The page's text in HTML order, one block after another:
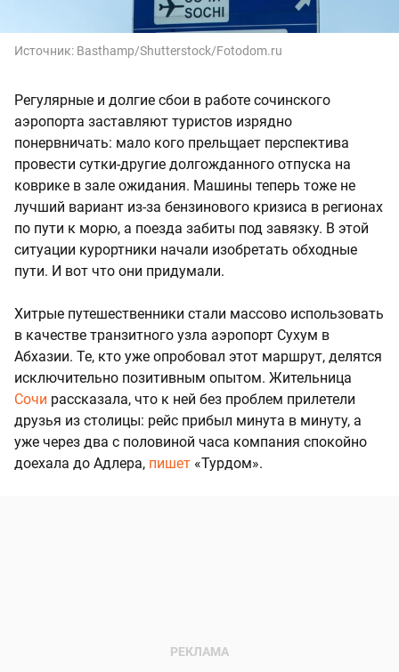
Источник: Basthamp/Shutterstock/Fotodom.ru
Регулярные и долгие сбои в работе сочинского
аэропорта заставляют туристов изрядно
понервничать: мало кого прельщает перспектива
провести сутки-другие долгожданного отпуска на
коврике в зале ожидания. Машины теперь тоже не
лучший вариант из-за бензинового кризиса в регионах
по пути к морю, а поезда забиты под завязку. В этой
ситуации курортники начали изобретать обходные
пути. И вот что они придумали.
Хитрые путешественники стали массово использовать
в качестве транзитного узла аэропорт Сухум в
Абхазии. Те, кто уже опробовал этот маршрут, делятся
исключительно позитивным опытом. Жительница
Сочи рассказала, что к ней без проблем прилетели
друзья из столицы: рейс прибыл минута в минуту, а
уже через два с половиной часа компания спокойно
доехала до Адлера, пишет «Турдом».